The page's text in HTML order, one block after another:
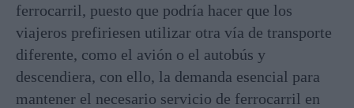
ferrocarril, puesto que podría hacer que los
viajeros prefiriesen utilizar otra vía de transporte
diferente, como el avión o el autobús y
descendiera, con ello, la demanda esencial para
mantener el necesario servicio de ferrocarril en